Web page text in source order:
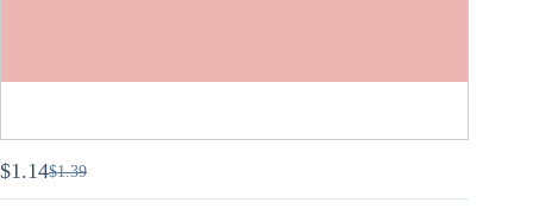
$1.39
Il
$1.14Il